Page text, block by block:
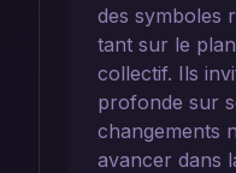
des symboles
tant sur le
collectif. Ils
profonde sur
changements
avancer dans